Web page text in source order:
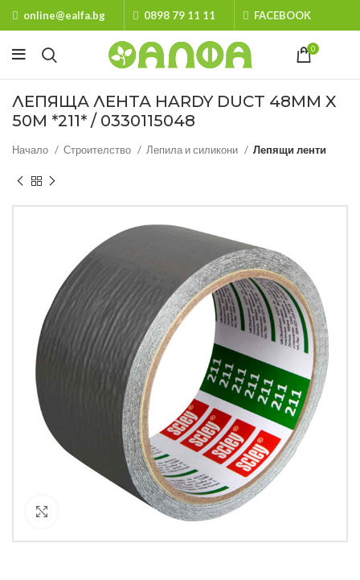
online@ealfa.bg 0898 79 11 11 FACEBOOK
0
ЛЕПЯЩА ЛЕНТА HARDY DUCT 48ММ X
50М *211* / 0330115048
Начало Строителство Лепила и силикони Лепящи ленти
Кликнете за уголемяване